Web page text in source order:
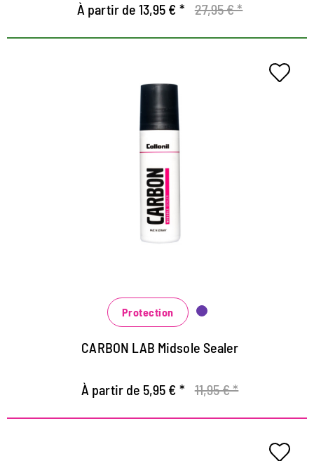
À partir de 13,95 € * 27,95 € *
Sceller pour MODSES
Scellage très efficace de la semelle intermédiaire
Protège efficacement de la contamination
Protection
CARBON LAB Midsole Sealer
À partir de 5,95 € * 11,95 € *